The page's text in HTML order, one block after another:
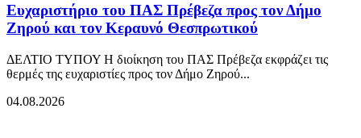
Ευχαριστήριο του ΠΑΣ Πρέβεζα προς τον Δήμο
Ζηρού και τον Κεραυνό Θεσπρωτικού
ΔΕΛΤΙΟ ΤΥΠΟΥ Η διοίκηση του ΠΑΣ Πρέβεζα εκφράζει τις
θερμές της ευχαριστίες προς τον Δήμο Ζηρού...
04.08.2026